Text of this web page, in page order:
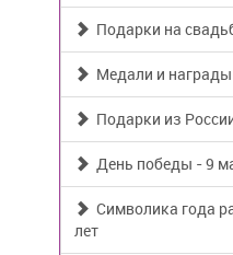
Подарки на
Медали и награды
Подарки из
День победы - 9
Символика года
лет